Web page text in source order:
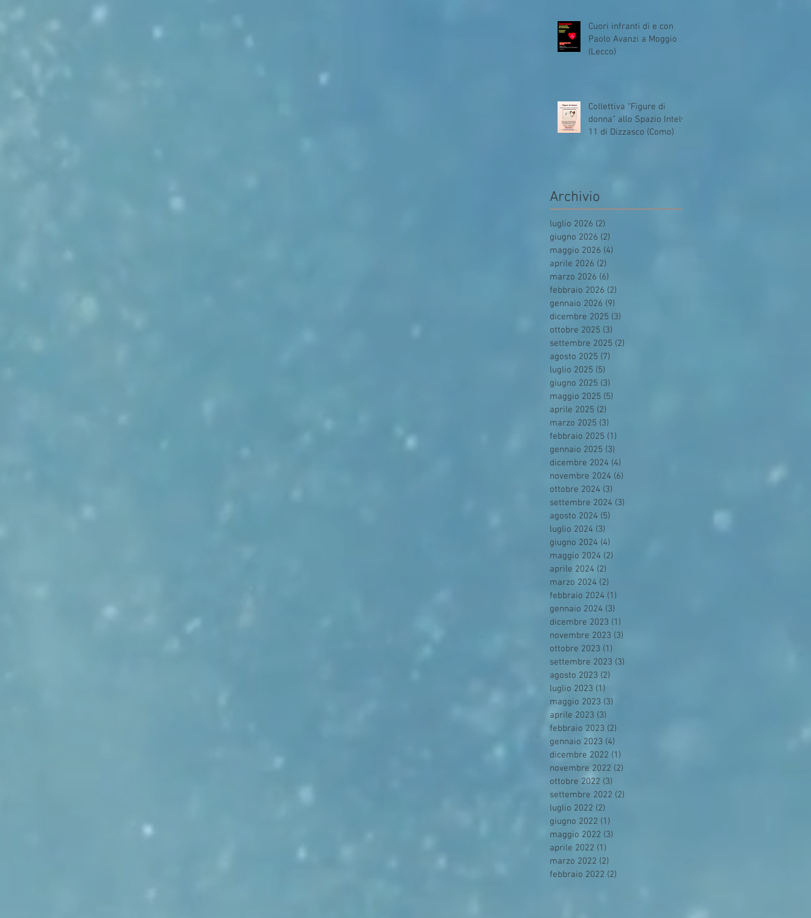
Cuori infranti di e con
Paolo Avanzi a Moggio
(Lecco)
Collettiva “Figure di
donna” allo Spazio Intelvi
11 di Dizzasco (Como)
Archivio
luglio 2026 (2)
giugno 2026 (2)
maggio 2026 (4)
aprile 2026 (2)
marzo 2026 (6)
febbraio 2026 (2)
gennaio 2026 (9)
dicembre 2025 (3)
ottobre 2025 (3)
settembre 2025 (2)
agosto 2025 (7)
luglio 2025 (5)
giugno 2025 (3)
maggio 2025 (5)
aprile 2025 (2)
marzo 2025 (3)
febbraio 2025 (1)
gennaio 2025 (3)
dicembre 2024 (4)
novembre 2024 (6)
ottobre 2024 (3)
settembre 2024 (3)
agosto 2024 (5)
luglio 2024 (3)
giugno 2024 (4)
maggio 2024 (2)
aprile 2024 (2)
marzo 2024 (2)
febbraio 2024 (1)
gennaio 2024 (3)
dicembre 2023 (1)
novembre 2023 (3)
ottobre 2023 (1)
settembre 2023 (3)
agosto 2023 (2)
luglio 2023 (1)
maggio 2023 (3)
aprile 2023 (3)
febbraio 2023 (2)
gennaio 2023 (4)
dicembre 2022 (1)
novembre 2022 (2)
ottobre 2022 (3)
settembre 2022 (2)
luglio 2022 (2)
giugno 2022 (1)
maggio 2022 (3)
aprile 2022 (1)
marzo 2022 (2)
febbraio 2022 (2)